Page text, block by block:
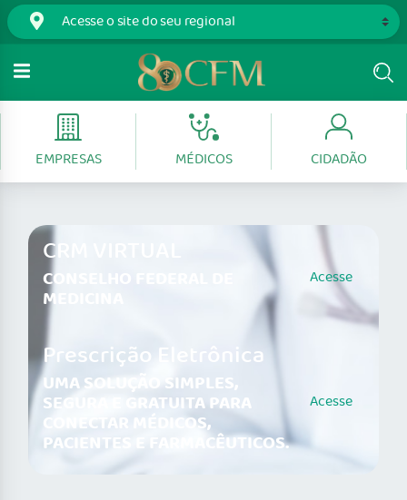
EMPRESAS MÉDICOS CIDADÃO
CRM VIRTUAL
CONSELHO FEDERAL DE
MEDICINA
Acesse
Prescrição Eletrônica
UMA SOLUÇÃO SIMPLES,
SEGURA E GRATUITA PARA
CONECTAR MÉDICOS,
PACIENTES E FARMACÊUTICOS.
Acesse